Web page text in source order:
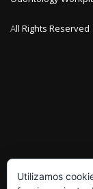
All Rights Reserved
Utilizamos